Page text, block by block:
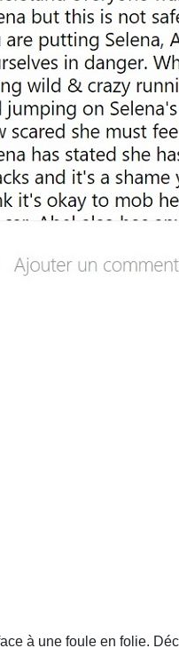
à une foule en folie.